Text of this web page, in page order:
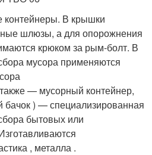
контейнеры. В крышки
шлюзы, а для опорожнения
крюком за рым-болт. В
мусора применяются
— мусорный контейнер,
) — специализированная
бытовых или
, металла .